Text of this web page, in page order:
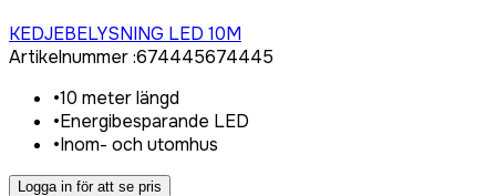
KEDJEBELYSNING LED 10M
Artikelnummer:674445674445
•10 meter längd
•Energibesparande LED
•Inom- och utomhus
Logga in för att se pris